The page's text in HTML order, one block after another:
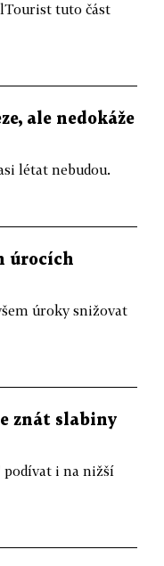
tuto část
ale nedokáže
létat nebudou.
úrocích
úroky snižovat
znát slabiny
podívat i na nižší